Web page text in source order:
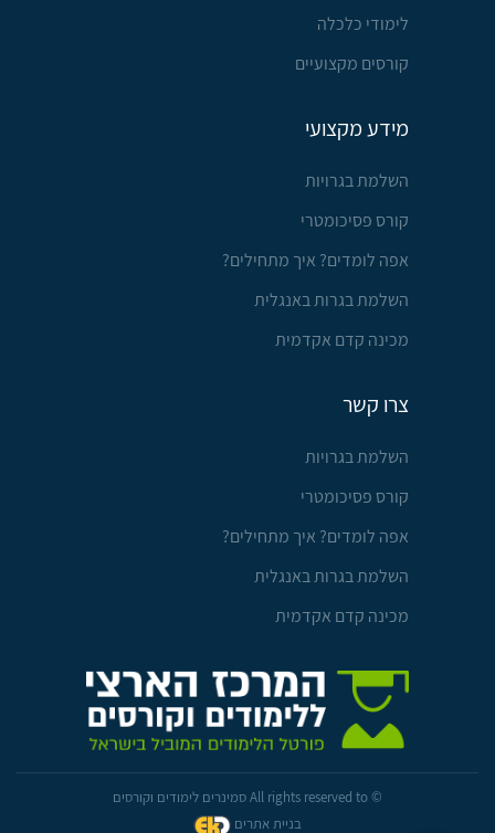
לימודי כלכלה
קורסים מקצועיים
מידע מקצועי
השלמת בגרויות
קורס פסיכומטרי
אפה לומדים? איך מתחילים?
השלמת בגרות באנגלית
מכינה קדם אקדמית
צרו קשר
השלמת בגרויות
קורס פסיכומטרי
אפה לומדים? איך מתחילים?
השלמת בגרות באנגלית
מכינה קדם אקדמית
© All rights reserved to סמינרים לימודים וקורסים
בניית אתרים